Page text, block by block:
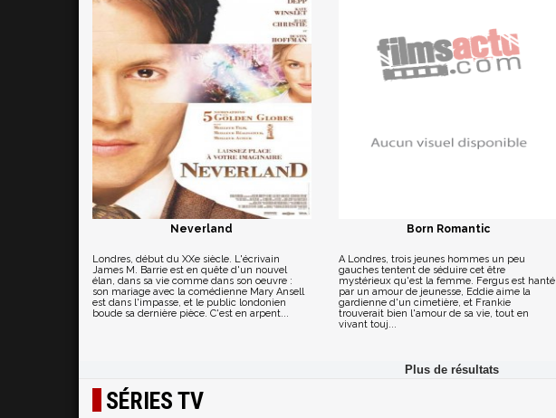
Neverland
Londres, début du XXe siècle. L'écrivain
James M. Barrie est en quête d'un nouvel
élan, dans sa vie comme dans son oeuvre :
son mariage avec la comédienne Mary Ansell
est dans l'impasse, et le public londonien
boude sa dernière pièce. C'est en arpent...
Born Romantic
A Londres, trois jeunes hommes un peu
gauches tentent de séduire cet être
mystérieux qu'est la femme. Fergus est hanté
par un amour de jeunesse, Eddie aime la
gardienne d'un cimetière, et Frankie
trouverait bien l'amour de sa vie, tout en
vivant touj...
SÉRIES TV